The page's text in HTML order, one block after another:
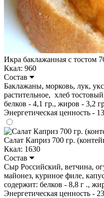
Икра баклажанная с тостом
Ккал: 960
Состав
Баклажаны, морковь, лук,
растительное, хлеб
белков - 4,1 гр., жиров - 3,2
Энергетическая ценность -
Салат Каприз 700 гр.
Ккал: 1630
Состав
Сыр Российский, ветчина,
майонез, куриное филе,
содержит: белков - 8,8 г .,
Энергетическая ценность -